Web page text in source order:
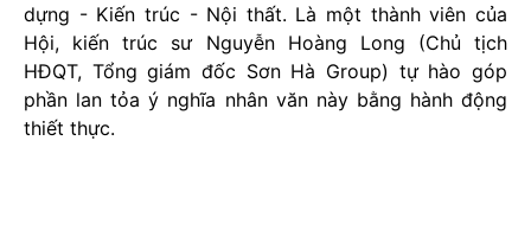
dựng - Kiến trúc - Nội thất. Là một thành viên của
Hội, kiến trúc sư Nguyễn Hoàng Long (Chủ tịch
HĐQT, Tổng giám đốc Sơn Hà Group) tự hào góp
phần lan tỏa ý nghĩa nhân văn này bằng hành động
thiết thực.